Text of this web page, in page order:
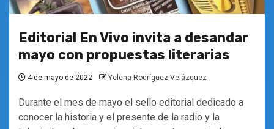
Editorial En Vivo invita a desandar
mayo con propuestas literarias
4 de mayo de 2022 Yelena Rodríguez Velázquez
Durante el mes de mayo el sello editorial dedicado a
conocer la historia y el presente de la radio y la